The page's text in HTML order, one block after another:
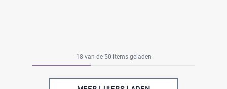
18 van de 50 items geladen